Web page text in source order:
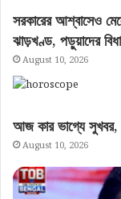
সরকারের আশ্বাসেও
ঝাড়খণ্ড, পড়ুয়াদের
August 10, 2026
আজ কার ভাগ্যে সুখবর,
August 10, 2026